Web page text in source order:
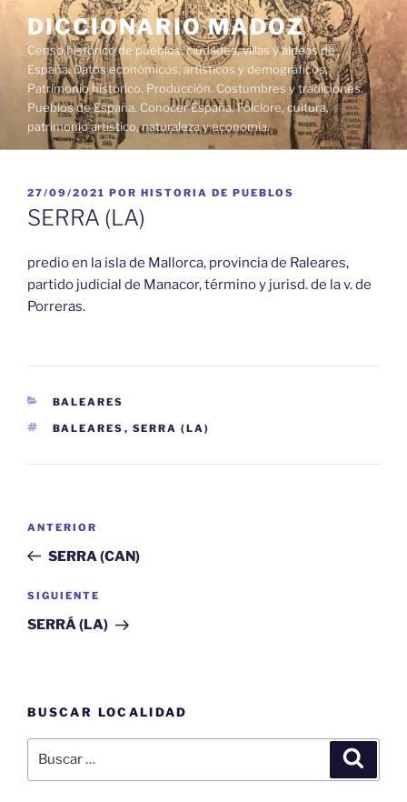
contenido
DICCIONARIO MADOZ
Censo histórico de pueblos, ciudades, villas y aldeas de
España. Datos económicos, artísticos y demográficos.
Patrimonio histórico. Producción. Costumbres y tradiciones.
Pueblos de España. Conocer España. Folclore, cultura,
patrimonio artístico, naturaleza y economía.
PUBLICADO
EL
27/09/2021 POR HISTORIA DE PUEBLOS
SERRA (LA)
predio en la isla de Mallorca, provincia de Raleares,
partido judicial de Manacor, término y jurisd. de la v. de
Porreras.
CATEGORÍAS
BALEARES
ETIQUETAS
BALEARES , SERRA (LA)
entradas
Entrada
anterior:
ANTERIOR
SERRA (CAN)
Siguiente
entrada
SIGUIENTE
SERRÁ (LA)
BUSCAR LOCALIDAD
por: